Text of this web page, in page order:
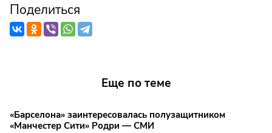
Поделиться
Еще по теме
«Барселона» заинтересовалась полузащитником
«Манчестер Сити» Родри — СМИ